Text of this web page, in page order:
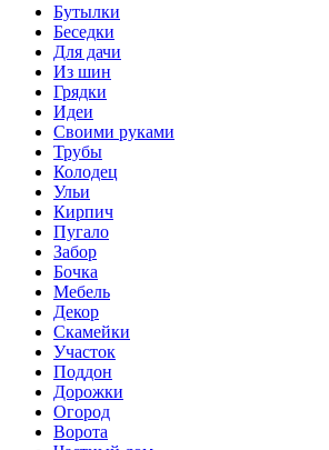
Бутылки
Беседки
Для дачи
Из шин
Грядки
Идеи
Своими руками
Трубы
Колодец
Ульи
Кирпич
Пугало
Забор
Бочка
Мебель
Декор
Скамейки
Участок
Поддон
Дорожки
Огород
Ворота